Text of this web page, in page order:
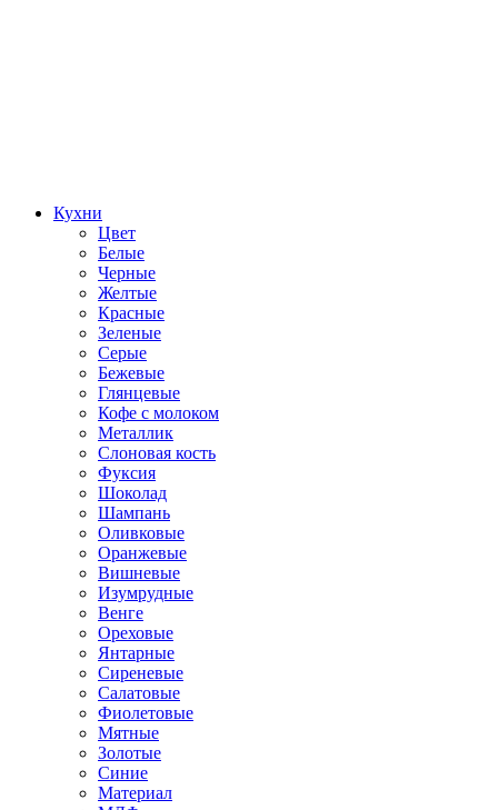
Кухни
Цвет
Белые
Черные
Желтые
Красные
Зеленые
Серые
Бежевые
Глянцевые
Кофе с молоком
Металлик
Слоновая кость
Фуксия
Шоколад
Шампань
Оливковые
Оранжевые
Вишневые
Изумрудные
Венге
Ореховые
Янтарные
Сиреневые
Салатовые
Фиолетовые
Мятные
Золотые
Синие
Материал